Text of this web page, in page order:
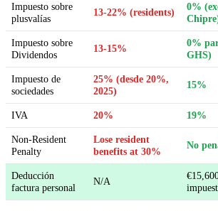
Impuesto sobre
plusvalías
13-22% (residents)
0%
Impuesto sobre
Dividendos
13-15%
0%
GHS)
Impuesto de
sociedades
25% (desde 20%,
2025)
15%
IVA 20% 19%
Non-Resident
Penalty
Lose resident
benefits at 30%
No
Deducción
factura personal
N/A